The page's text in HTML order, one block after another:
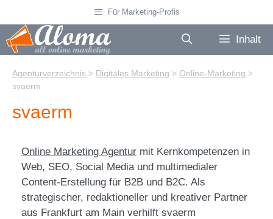
Inhalt
springen
Für Marketing-Profis
Inhalt
Agenturverzeichnis > Digitales Marketing > Online-Marketing >
svaerm
svaerm
Online Marketing Agentur mit Kernkompetenzen in
Web, SEO, Social Media und multimedialer
Content-Erstellung für B2B und B2C. Als
strategischer, redaktioneller und kreativer Partner
aus Frankfurt am Main verhilft svaerm